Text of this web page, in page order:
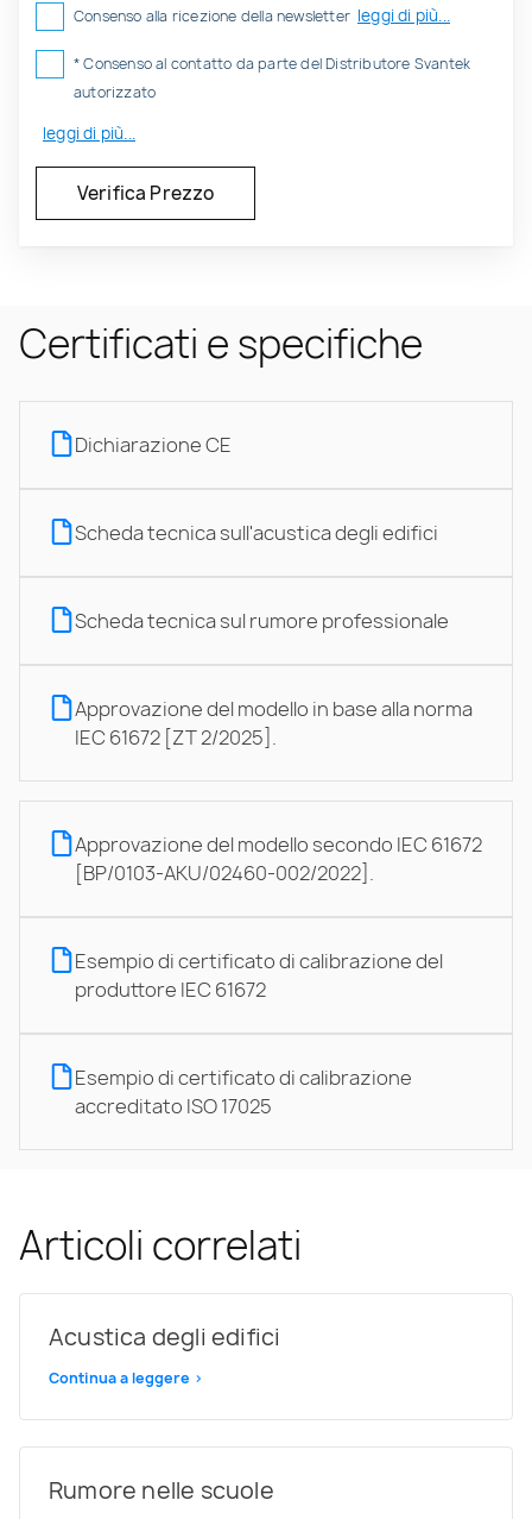
Consenso alla ricezione della newsletter leggi di più...
* Consenso al contatto da parte del Distributore Svantek
autorizzato
leggi di più...
Certificati e specifiche
Dichiarazione CE
Scheda tecnica sull'acustica degli edifici
Scheda tecnica sul rumore professionale
Approvazione del modello in base alla norma
IEC 61672 [ZT 2/2025].
Approvazione del modello secondo IEC 61672
[BP/0103-AKU/02460-002/2022].
Esempio di certificato di calibrazione del
produttore IEC 61672
Esempio di certificato di calibrazione
accreditato ISO 17025
Articoli correlati
Acustica degli edifici
Continua a leggere >
Rumore nelle scuole